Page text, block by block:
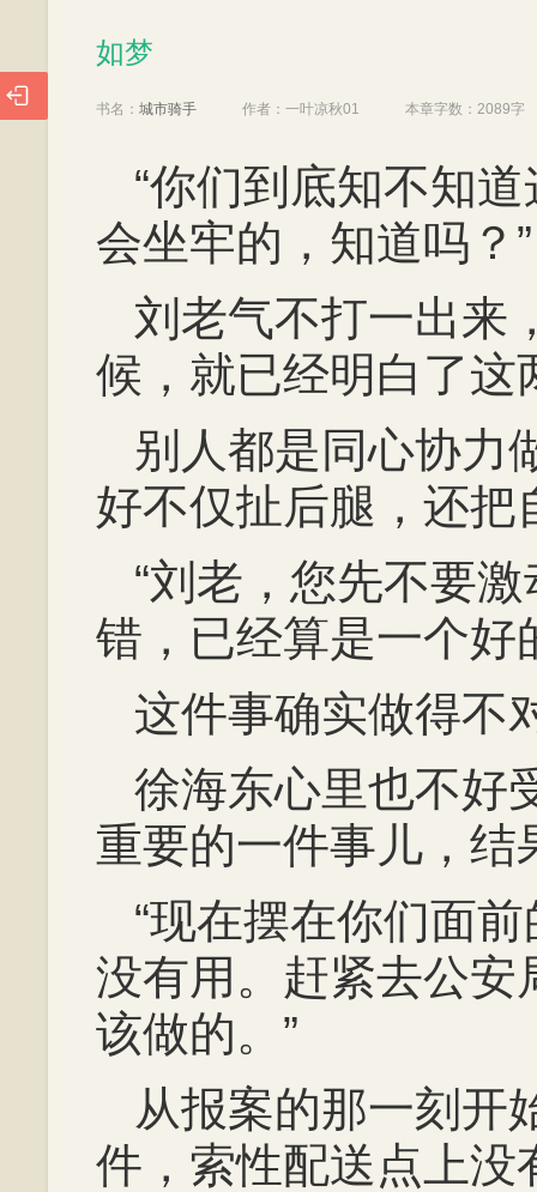
如梦
书名： 城市骑手 作者： 一叶凉秋01 本章字数： 2089字
“你们到底知不知
会坐牢的，知道吗？”
刘老气不打一出来
候，就已经明白了这
别人都是同心协力
好不仅扯后腿，还把
“刘老，您先不要
错，已经算是一个好
这件事确实做得不
徐海东心里也不好
重要的一件事儿，结
“现在摆在你们面
没有用。赶紧去公安
该做的。”
从报案的那一刻开
件，索性配送点上没
